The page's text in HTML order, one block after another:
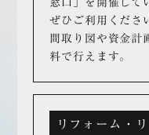
窓口」を開催して
ぜひご利用くださ
間取り図や資金計
料で行えます。
リフォーム・